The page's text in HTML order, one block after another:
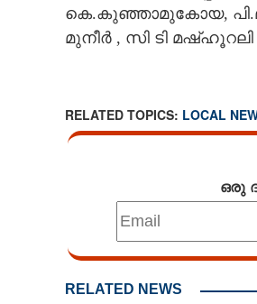
കെ.കുഞ്ഞാമുകോയ,
മുനീർ , സി ടി
RELATED TOPICS: LOCAL
ഒരു
RELATED NEWS